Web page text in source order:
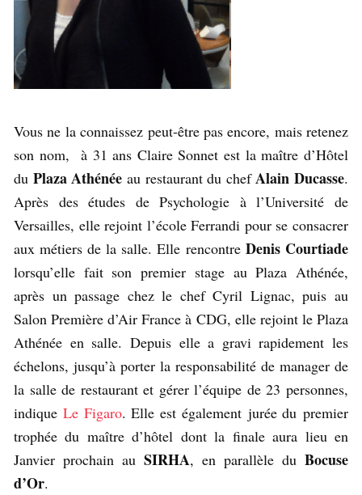
Vous ne la connaissez peut-être pas encore, mais retenez
son nom, à 31 ans Claire Sonnet est la maître d’Hôtel
du Plaza Athénée au restaurant du chefAlain Ducasse.
Après des études de Psychologie à l’Université de
Versailles, elle rejoint l’école Ferrandi pour se consacrer
aux métiers de la salle. Elle rencontre Denis Courtiade
lorsqu’elle fait son premier stage au Plaza Athénée,
après un passage chez le chef Cyril Lignac, puis au
Salon Première d’Air France à CDG, elle rejoint le Plaza
Athénée en salle. Depuis elle a gravi rapidement les
échelons, jusqu’à porter la responsabilité de manager de
la salle de restaurant et gérer l’équipe de 23 personnes,
indique Le Figaro. Elle est également jurée du premier
trophée du maître d’hôtel dont la finale aura lieu en
Janvier prochain au SIRHA, en parallèle du Bocuse
d’Or.